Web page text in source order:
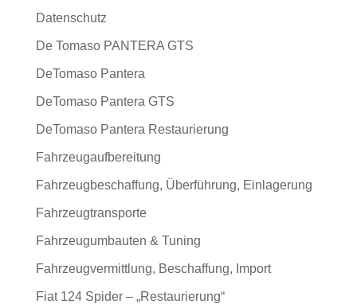
Datenschutz
De Tomaso PANTERA GTS
DeTomaso Pantera
DeTomaso Pantera GTS
DeTomaso Pantera Restaurierung
Fahrzeugaufbereitung
Fahrzeugbeschaffung, Überführung, Einlagerung
Fahrzeugtransporte
Fahrzeugumbauten & Tuning
Fahrzeugvermittlung, Beschaffung, Import
Fiat 124 Spider – „Restaurierung“